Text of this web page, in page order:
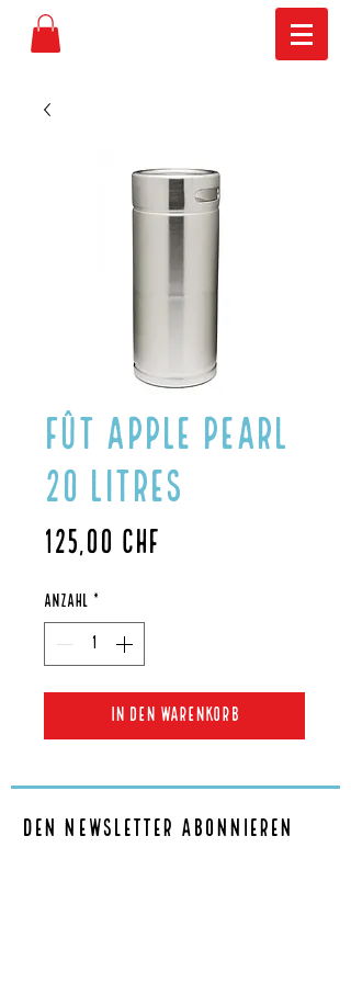
Fût Apple Pearl
20 litres
125,00 CHF
Anzahl *
In den Warenkorb
Den Newsletter abonnieren